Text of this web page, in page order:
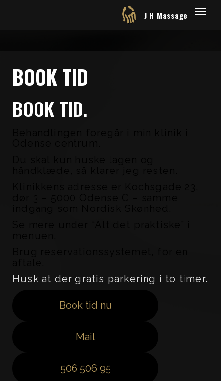
J H Massage
BOOK TID
BOOK TID.
Husk at der gratis parkering i to timer.
Book tid nu
Mail
506 506 95